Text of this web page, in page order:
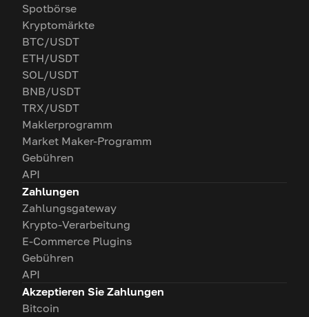
Spotbörse
Kryptomärkte
BTC/USDT
ETH/USDT
SOL/USDT
BNB/USDT
TRX/USDT
Maklerprogramm
Market Maker-Programm
Gebühren
API
Zahlungen
Zahlungsgateway
Krypto-Verarbeitung
E-Commerce Plugins
Gebühren
API
Akzeptieren Sie Zahlungen
Bitcoin